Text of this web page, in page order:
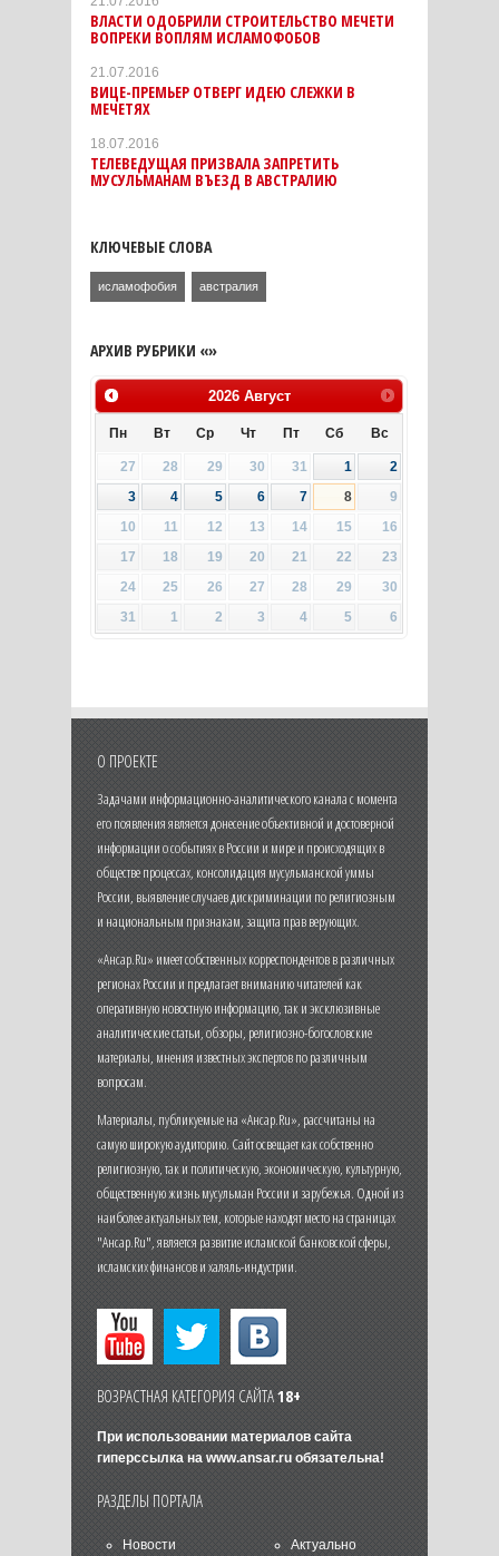
ВЛАСТИ ОДОБРИЛИ СТРОИТЕЛЬСТВО МЕЧЕТИ
ВОПРЕКИ ВОПЛЯМ ИСЛАМОФОБОВ
21.07.2016
ВИЦЕ-ПРЕМЬЕР ОТВЕРГ ИДЕЮ СЛЕЖКИ В
МЕЧЕТЯХ
18.07.2016
ТЕЛЕВЕДУЩАЯ ПРИЗВАЛА ЗАПРЕТИТЬ
МУСУЛЬМАНАМ ВЪЕЗД В АВСТРАЛИЮ
КЛЮЧЕВЫЕ СЛОВА
исламофобия австралия
АРХИВ РУБРИКИ «»
2026 Август
Пн Вт Ср Чт Пт Сб Вс
27 28 29 30 31 1
2
3
4 5 6 7 8
9
10
11 12 13 14 15
16
17
18 19 20 21 22
23
24
25 26 27 28 29
30
31
1 2 3 4 5 6
О ПРОЕКТЕ
Задачами информационно-аналитического канала с момента
его появления является донесение объективной и достоверной
информации о событиях в России и мире и происходящих в
обществе процессах, консолидация мусульманской уммы
России, выявление случаев дискриминации по религиозным
и национальным признакам, защита прав верующих.
«Ансар.Ru» имеет собственных корреспондентов в различных
регионах России и предлагает вниманию читателей как
оперативную новостную информацию, так и эксклюзивные
аналитические статьи, обзоры, религиозно-богословские
материалы, мнения известных экспертов по различным
вопросам.
Материалы, публикуемые на «Ансар.Ru», рассчитаны на
самую широкую аудиторию. Сайт освещает как собственно
религиозную, так и политическую, экономическую, культурную,
общественную жизнь мусульман России и зарубежья. Одной из
наиболее актуальных тем, которые находят место на страницах
"Ансар.Ru", является развитие исламской банковской сферы,
исламских финансов и халяль-индустрии.
ВОЗРАСТНАЯ КАТЕГОРИЯ САЙТА18+
При использовании материалов сайта
гиперссылка на www.ansar.ruобязательна!
РАЗДЕЛЫ ПОРТАЛА
Новости Актуально